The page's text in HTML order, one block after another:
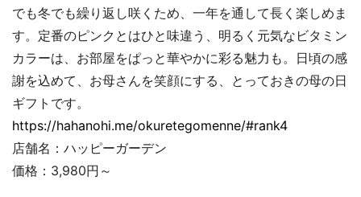
でも冬でも繰り返し咲くため、一年を通して長く楽しめま
す。定番のピンクとはひと味違う、明るく元気なビタミン
カラーは、お部屋をぱっと華やかに彩る魅力も。日頃の感
謝を込めて、お母さんを笑顔にする、とっておきの母の日
ギフトです。
https://hahanohi.me/okuretegomenne/#rank4
店舗名：ハッピーガーデン
価格：3,980円～